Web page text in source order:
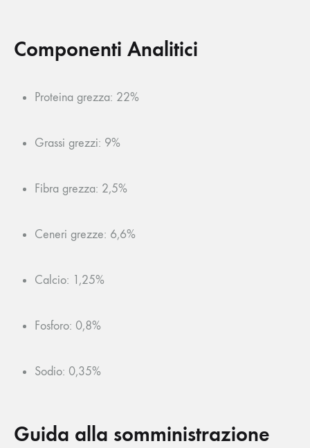
Componenti Analitici
Proteina grezza: 22%
Grassi grezzi: 9%
Fibra grezza: 2,5%
Ceneri grezze: 6,6%
Calcio: 1,25%
Fosforo: 0,8%
Sodio: 0,35%
Guida alla somministrazione